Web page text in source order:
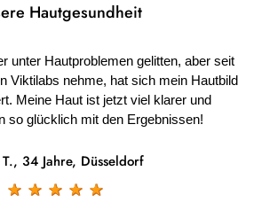
Hautgesundheit
unter Hautproblemen gelitten, aber seit
Viktilabs nehme, hat sich mein Hautbild
Meine Haut ist jetzt viel klarer und
so glücklich mit den Ergebnissen!
34 Jahre, Düsseldorf
☆ ☆ ☆ ☆ ☆